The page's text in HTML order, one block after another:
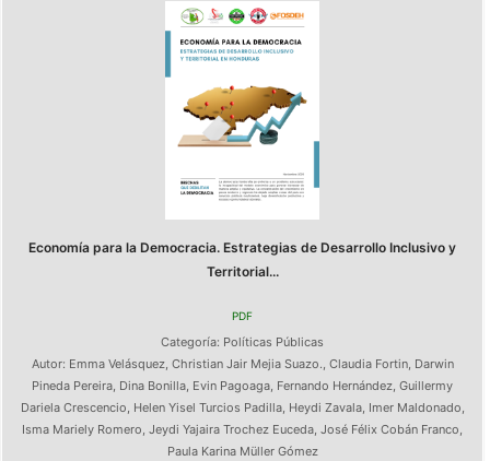
Economía para la Democracia. Estrategias de Desarrollo Inclusivo y
Territorial...
PDF
Categoría: Políticas Públicas
Autor: Emma Velásquez, Christian Jair Mejia Suazo., Claudia Fortin, Darwin
Pineda Pereira, Dina Bonilla, Evin Pagoaga, Fernando Hernández, Guillermy
Dariela Crescencio, Helen Yisel Turcios Padilla, Heydi Zavala, Imer Maldonado,
Isma Mariely Romero, Jeydi Yajaira Trochez Euceda, José Félix Cobán Franco,
Paula Karina Müller Gómez